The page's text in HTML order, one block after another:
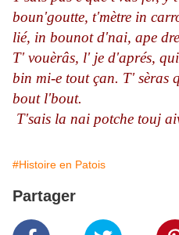
boun'goutte, t'mètre in
lié, in bounot d'nai, ape
T' vouèrâs, l' je d'aprés,
bin mi-e tout çan. T' sèras
bout l'bout.
T'sais la nai potche touj
#Histoire en Patois
Partager